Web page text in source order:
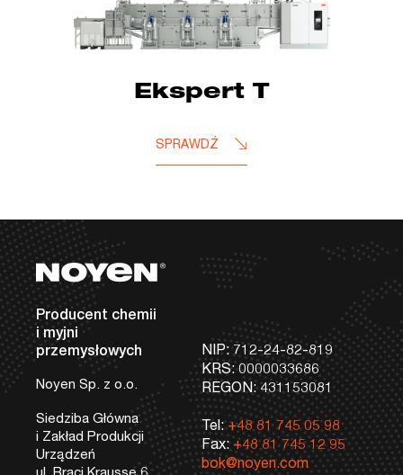
Ekspert T
SPRAWDŹ
Stopka
Dane kontaktowe
Producent chemii
i myjni
przemysłowych
Noyen Sp. z o.o.
Siedziba Główna
i Zakład Produkcji
Urządzeń
ul. Braci Krausse 6
NIP: 712-24-82-819
KRS: 0000033686
REGON: 431153081
Tel:+48 81 745 05 98
Fax:+48 81 745 12 95
bok@noyen.com